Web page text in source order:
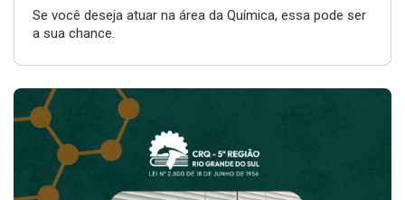
Se você deseja atuar na área da Química, essa pode ser
a sua chance.